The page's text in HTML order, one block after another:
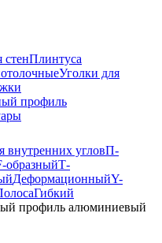
Плинтуса
Уголки для
профиль
внутренних угловП-
образныйТ-
ДеформационныйY-
Гибкий
профиль алюминиевый